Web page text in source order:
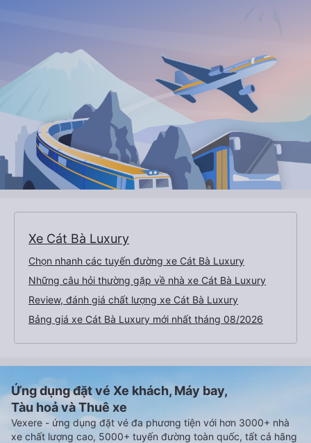
Xe Cát Bà Luxury
Chọn nhanh các tuyến đường xe Cát Bà Luxury
Những câu hỏi thường gặp về nhà xe Cát Bà Luxury
Review, đánh giá chất lượng xe Cát Bà Luxury
Bảng giá xe Cát Bà Luxury mới nhất tháng 08/2026
Ứng dụng đặt vé Xe khách, Máy bay,
Tàu hoả và Thuê xe
Vexere - ứng dụng đặt vé đa phương tiện với hơn 3000+ nhà
xe chất lượng cao, 5000+ tuyến đường toàn quốc, tất cả hãng